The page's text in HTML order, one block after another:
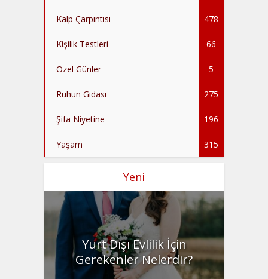
Kalp Çarpıntısı 478
Kişilik Testleri 66
Özel Günler 5
Ruhun Gıdası 275
Şifa Niyetine 196
Yaşam 315
Yeni
Yurt Dışı Evlilik İçin
Gerekenler Nelerdir?